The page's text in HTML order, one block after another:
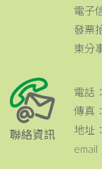
電子
發票
東分
聯絡資訊
電話
傳真
地址
email